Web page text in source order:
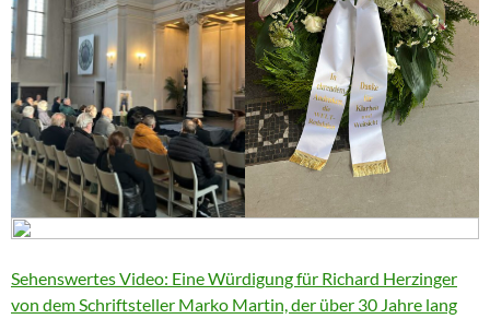
Sehenswertes Video: Eine Würdigung für Richard Herzinger
von dem Schriftsteller Marko Martin, der über 30 Jahre lang